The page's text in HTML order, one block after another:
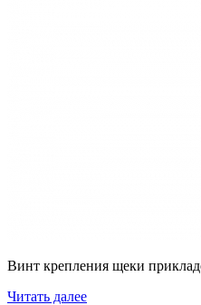
Винт крепления щеки
Читать далее